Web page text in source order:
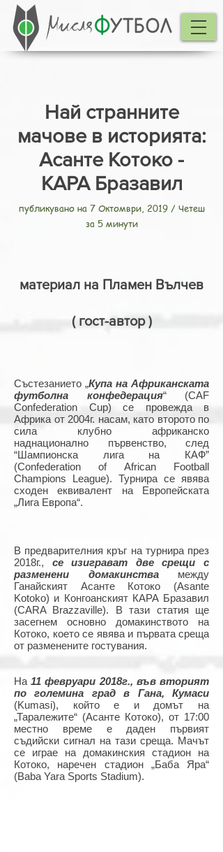
Най странните
мачове в историята:
Асанте Котоко -
КАРА Бразавил
публикувано на 7 Октомври, 2019 / Четеш
за 5 минути
материал на Пламен Вълчев
( гост-автор )
Състезанието „Купа на Африканската
футболна конфедерация“ (CAF
Confederation Cup) се провежда в
Африка от 2004г. насам, като второто по
сила клубно африканско
наднационално първенство, след
“Шампионска лига на КАФ”
(Confederation of African Football
Champions League). Турнира се явява
сходен еквивалент на Европейската
„Лига Европа“.
В предварителния кръг на турнира през
2018г., се изиграват две срещи с
разменени домакинствамежду
Ганайският Асанте Котоко (Asante
Kotoko) и Конгоанският КАРА Бразавил
(CARA Brazzaville). В тази статия ще
засегнем основно домакинството на
Котоко, което се явява и първата среща
от разменените гостувания.
На11 февруари 2018г., във вторият
по големина град в Гана, Кумаси
(Kumasi), който е и домът на
„Таралежите“ (Асанте Котоко), от 17:00
местно време е даден първият
съдийски сигнал на тази среща. Мачът
се играе на домакинския стадион на
Котоко, наречен стадион „Баба Яра“
(Baba Yara Sports Stadium).